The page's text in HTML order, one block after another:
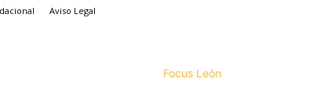
Aviso Legal